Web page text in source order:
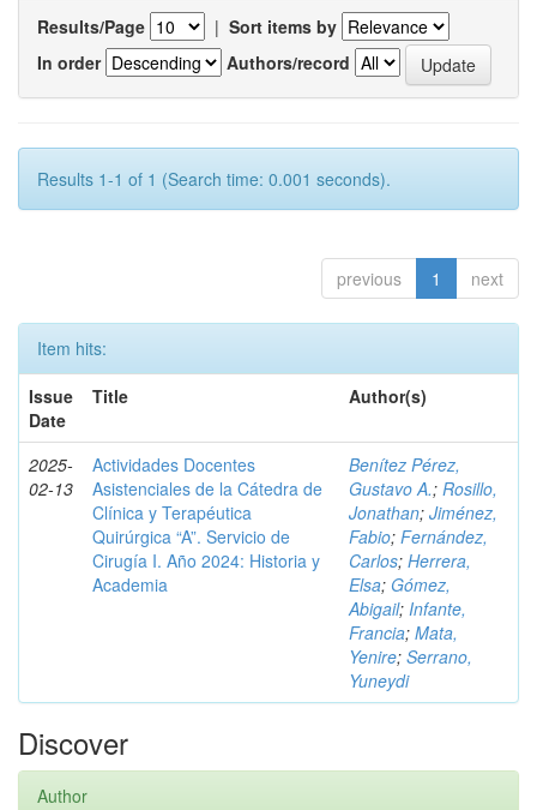
Results/Page | Sort items by
In order
Authors/record
Results 1-1 of 1 (Search time: 0.001 seconds).
previous 1 next
Item hits:
Issue
Date
Title Author(s)
2025-
02-13
Actividades Docentes
Asistenciales de la Cátedra de
Clínica y Terapéutica
Quirúrgica “A”. Servicio de
Cirugía I. Año 2024: Historia y
Academia
Benítez Pérez,
Gustavo A.; Rosillo,
Jonathan; Jiménez,
Fabio; Fernández,
Carlos; Herrera,
Elsa; Gómez,
Abigail; Infante,
Francia; Mata,
Yenire; Serrano,
Yuneydi
Discover
Author